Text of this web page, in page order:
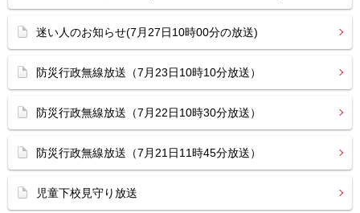
迷い人のお知らせ(7月27日10時00分の放送)
防災行政無線放送（7月23日10時10分放送）
防災行政無線放送（7月22日10時30分放送）
防災行政無線放送（7月21日11時45分放送）
児童下校見守り放送